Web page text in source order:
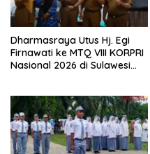
Dharmasraya Utus Hj. Egi
Firnawati ke MTQ VIII KORPRI
Nasional 2026 di Sulawesi